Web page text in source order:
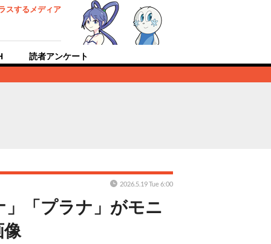
スするメディア
読者アンケート
「プラナ」がモニ
像
2026.5.19 Tue 6:00